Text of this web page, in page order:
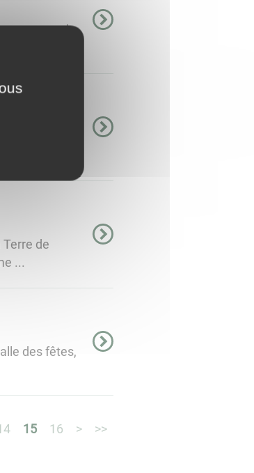
seconde
du
de
...
des fêtes,
15 16 > >>